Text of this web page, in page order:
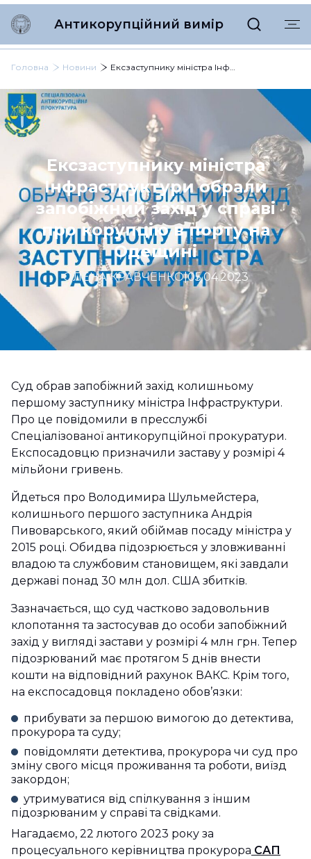
Антикорупційний вимір
Головна Новини Ексзаступнику міністра Інфраструктури обрали запобіжний захід у справі про корупцію в порту на Одещині
Ексзаступнику міністра
Інфраструктури обрали
запобіжний захід у справі
про корупцію в порту на
Одещині
ОЛЕНА КРАВЧЕНКО|05.04.2023
Суд обрав запобіжний захід колишньому
першому заступнику міністра Інфраструктури.
Про це повідомили в пресслужбі
Спеціалізованої антикорупційної прокуратури.
Експосадовцю призначили заставу у розмірі 4
мільйони гривень.
Йдеться про Володимира Шульмейстера,
колишнього першого заступника Андрія
Пивоварського, який обіймав посаду міністра у
2015 році. Обидва підозрюється у зловживанні
владою та службовим становищем, які завдали
державі понад 30 млн дол. США збитків.
Зазначається, що суд частково задовольнив
клопотання та застосував до особи запобіжний
захід у вигляді застави у розмірі 4 млн грн. Тепер
підозрюваний має протягом 5 днів внести
кошти на відповідний рахунок ВАКС. Крім того,
на експосадовця покладено обов’язки:
прибувати за першою вимогою до детектива,
прокурора та суду;
повідомляти детектива, прокурора чи суд про
зміну свого місця проживання та роботи, виїзд
закордон;
утримуватися від спілкування з іншим
підозрюваним у справі та свідками.
Нагадаємо, 22 лютого 2023 року за
процесуального керівництва прокурора САП